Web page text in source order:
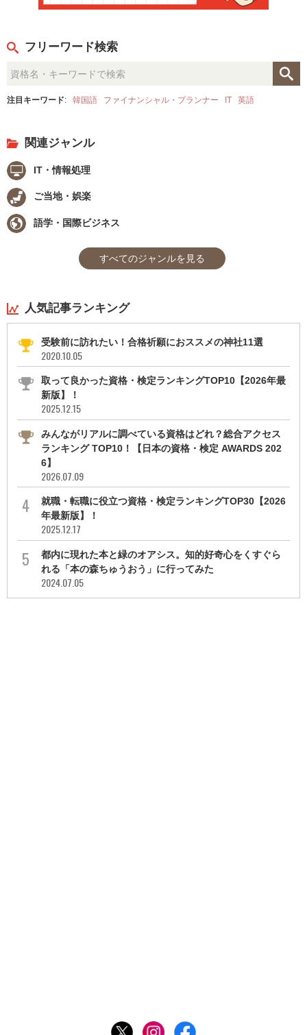
フリーワード検索
注目キーワード: 韓国語 ファイナンシャル・プランナー IT 英語
関連ジャンル
IT・情報処理
ご当地・娯楽
語学・国際ビジネス
すべてのジャンルを見る
人気記事ランキング
受験前に訪れたい！合格祈願におススメの神社11選
2020.10.05
取って良かった資格・検定ランキングTOP10【2026年最
新版】！
2025.12.15
みんながリアルに調べている資格はどれ？総合アクセス
ランキング TOP10！【日本の資格・検定 AWARDS 202
6】
2026.07.09
就職・転職に役立つ資格・検定ランキングTOP30【2026
年最新版】！
2025.12.17
都内に現れた本と緑のオアシス。知的好奇心をくすぐら
れる「本の森ちゅうおう」に行ってみた
2024.07.05